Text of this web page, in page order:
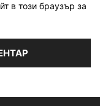
в този браузър за